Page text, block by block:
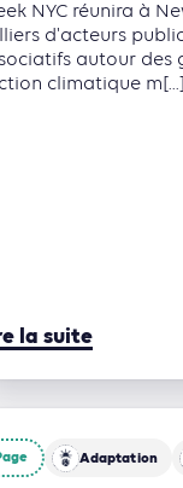
NYC réunira à
d'acteurs
autour des
climatique m[...]
la suite
Finance Agriculture,
Adaptation